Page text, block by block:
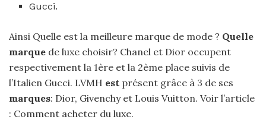
Gucci.
Ainsi Quelle est la meilleure marque de mode ? Quelle
marque de luxe choisir? Chanel et Dior occupent
respectivement la 1ère et la 2ème place suivis de
l’Italien Gucci. LVMH est présent grâce à 3 de ses
marques: Dior, Givenchy et Louis Vuitton. Voir l’article
: Comment acheter du luxe.